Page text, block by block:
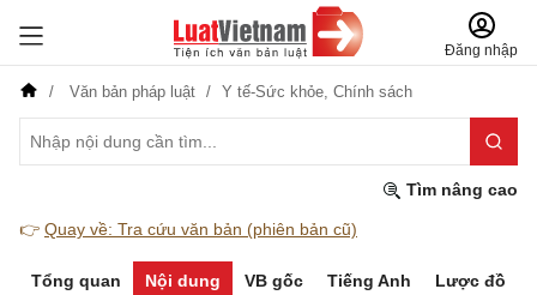
Đăng nhập
Văn bản pháp luật Y tế-Sức khỏe, Chính sách
Tìm nâng cao
👉 Quay về: Tra cứu văn bản (phiên bản cũ)
Tổng quan Nội dung VB gốc Tiếng Anh Lược đồ